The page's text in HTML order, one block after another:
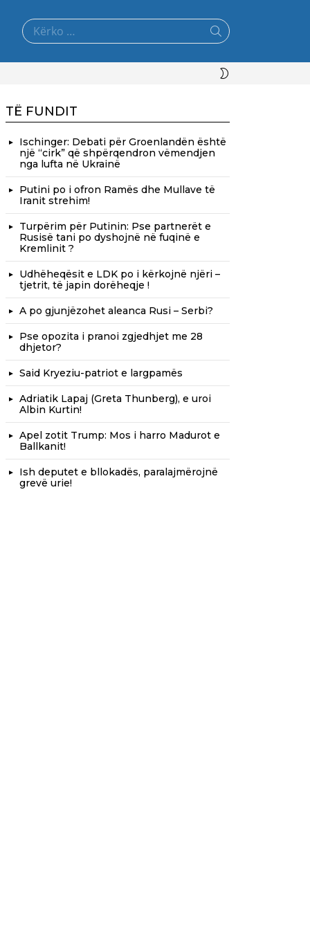
Search
for:
TË FUNDIT
Ischinger: Debati për Groenlandën është
një “cirk” që shpërqendron vëmendjen
nga lufta në Ukrainë
Putini po i ofron Ramës dhe Mullave të
Iranit strehim!
Turpërim për Putinin: Pse partnerët e
Rusisë tani po dyshojnë në fuqinë e
Kremlinit ?
Udhëheqësit e LDK po i kërkojnë njëri –
tjetrit, të japin dorëheqje !
A po gjunjëzohet aleanca Rusi – Serbi?
Pse opozita i pranoi zgjedhjet me 28
dhjetor?
Said Kryeziu-patriot e largpamës
Adriatik Lapaj (Greta Thunberg), e uroi
Albin Kurtin!
Apel zotit Trump: Mos i harro Madurot e
Ballkanit!
Ish deputet e bllokadës, paralajmërojnë
grevë urie!